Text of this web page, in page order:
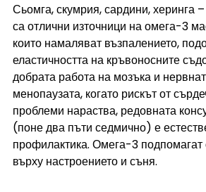
Сьомга, скумрия, сардини, херинга
са отлични източници на омега-3
които намаляват възпалението,
еластичността на кръвоносните
добрата работа на мозъка и
менопаузата, когато рискът от
проблеми нараства, редовната
(поне два пъти седмично) е
профилактика. Омега-3
върху настроението и съня.